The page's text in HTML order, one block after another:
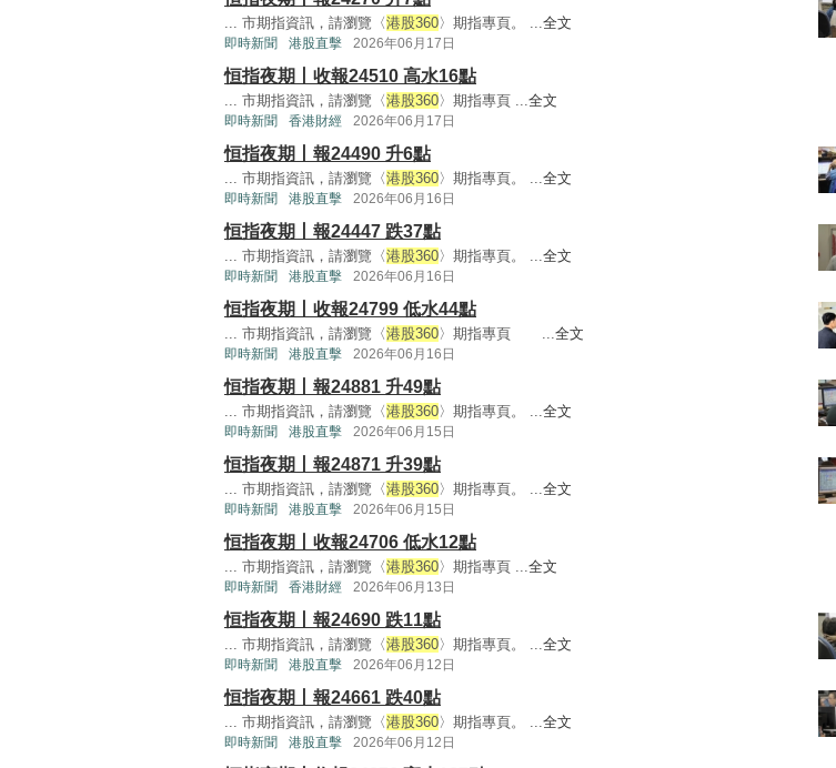
... 市期指資訊，請瀏覽〈港股360〉期指專頁。 ...全文
即時新聞 港股直擊 2026年06月17日
恒指夜期丨收報24510 高水16點
... 市期指資訊，請瀏覽〈港股360〉期指專頁 ...全文
即時新聞 香港財經 2026年06月17日
恒指夜期丨報24490 升6點
... 市期指資訊，請瀏覽〈港股360〉期指專頁。 ...全文
即時新聞 港股直擊 2026年06月16日
恒指夜期丨報24447 跌37點
... 市期指資訊，請瀏覽〈港股360〉期指專頁。 ...全文
即時新聞 港股直擊 2026年06月16日
恒指夜期丨收報24799 低水44點
... 市期指資訊，請瀏覽〈港股360〉期指專頁 ...全文
即時新聞 港股直擊 2026年06月16日
恒指夜期丨報24881 升49點
... 市期指資訊，請瀏覽〈港股360〉期指專頁。 ...全文
即時新聞 港股直擊 2026年06月15日
恒指夜期丨報24871 升39點
... 市期指資訊，請瀏覽〈港股360〉期指專頁。 ...全文
即時新聞 港股直擊 2026年06月15日
恒指夜期丨收報24706 低水12點
... 市期指資訊，請瀏覽〈港股360〉期指專頁 ...全文
即時新聞 香港財經 2026年06月13日
恒指夜期丨報24690 跌11點
... 市期指資訊，請瀏覽〈港股360〉期指專頁。 ...全文
即時新聞 港股直擊 2026年06月12日
恒指夜期丨報24661 跌40點
... 市期指資訊，請瀏覽〈港股360〉期指專頁。 ...全文
即時新聞 港股直擊 2026年06月12日